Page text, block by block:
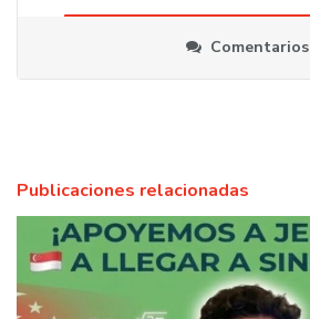
Comentarios
Publicaciones relacionadas